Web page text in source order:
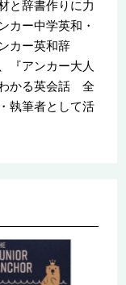
と辞書作りに力
カー中学英和・
カー英和辞
『アンカー大人
かる英会話 全
執筆者として活